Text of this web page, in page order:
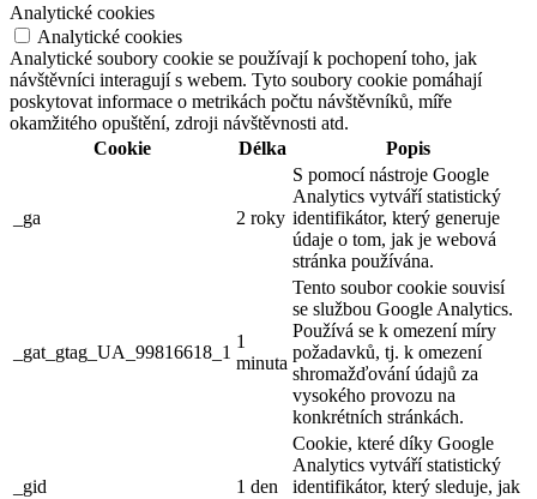
Analytické cookies
Analytické cookies
Analytické soubory cookie se používají k pochopení toho, jak
návštěvníci interagují s webem. Tyto soubory cookie pomáhají
poskytovat informace o metrikách počtu návštěvníků, míře
okamžitého opuštění, zdroji návštěvnosti atd.
Cookie
Délka Popis
_ga 2 roky
S pomocí nástroje Google
Analytics vytváří statistický
identifikátor, který generuje
údaje o tom, jak je webová
stránka používána.
_gat_gtag_UA_99816618_1
1
minuta
Tento soubor cookie souvisí
se službou Google Analytics.
Používá se k omezení míry
požadavků, tj. k omezení
shromažďování údajů za
vysokého provozu na
konkrétních stránkách.
_gid 1 den
Cookie, které díky Google
Analytics vytváří statistický
identifikátor, který sleduje, jak